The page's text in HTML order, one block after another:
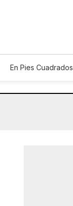
En Pies Cuadrados